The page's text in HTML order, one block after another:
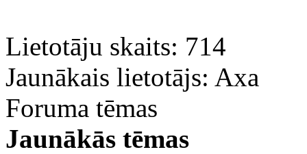
Lietotāju skaits: 714
Jaunākais lietotājs: Axa
Foruma tēmas
Jaunākās tēmas